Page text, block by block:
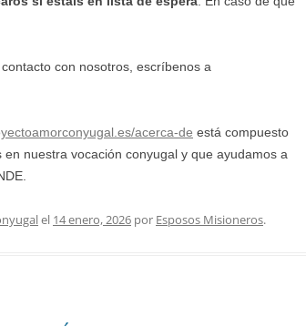
con nosotros, escríbenos a
acerca-de está compuesto
nuestra vocación conyugal y que ayudamos a
el 14 enero, 2026 por Esposos Misioneros.